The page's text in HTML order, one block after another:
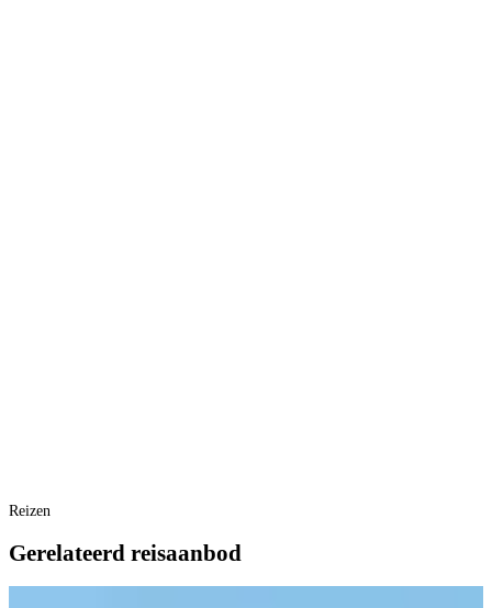
Reizen
Gerelateerd reisaanbod